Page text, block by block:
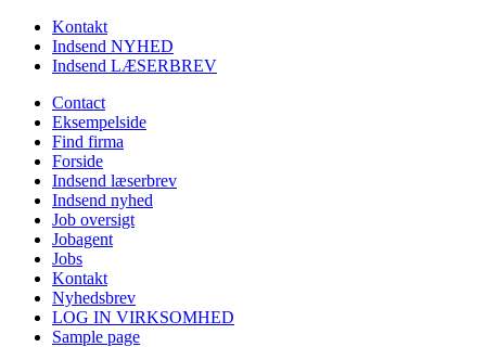
Kontakt
Indsend NYHED
Indsend LÆSERBREV
Contact
Eksempelside
Find firma
Forside
Indsend læserbrev
Indsend nyhed
Job oversigt
Jobagent
Jobs
Kontakt
Nyhedsbrev
LOG IN VIRKSOMHED
Sample page